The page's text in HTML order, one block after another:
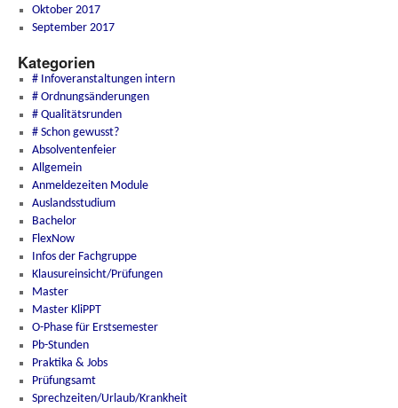
Oktober 2017
September 2017
Kategorien
# Infoveranstaltungen intern
# Ordnungsänderungen
# Qualitätsrunden
# Schon gewusst?
Absolventenfeier
Allgemein
Anmeldezeiten Module
Auslandsstudium
Bachelor
FlexNow
Infos der Fachgruppe
Klausureinsicht/Prüfungen
Master
Master KliPPT
O-Phase für Erstsemester
Pb-Stunden
Praktika & Jobs
Prüfungsamt
Sprechzeiten/Urlaub/Krankheit